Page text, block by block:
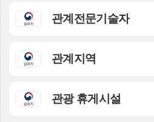
관계전문기술자
관계지역
관광 휴게시설